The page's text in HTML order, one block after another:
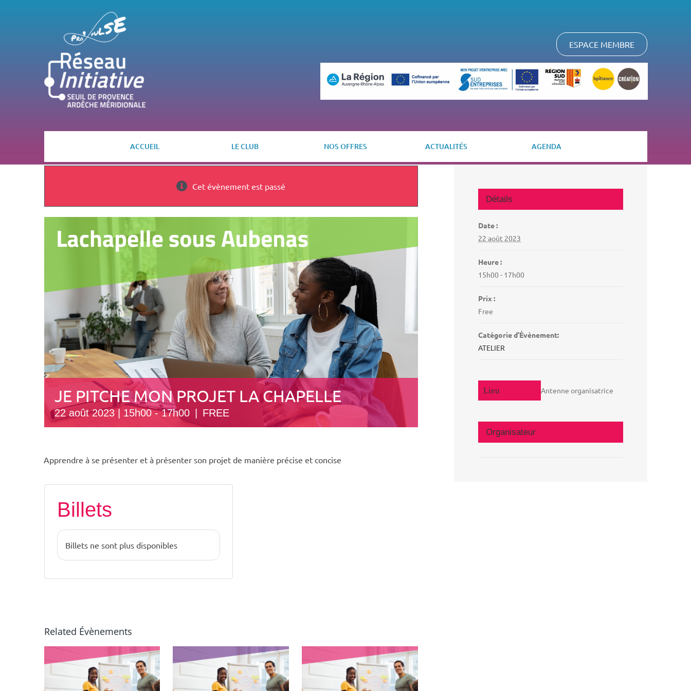
ESPACE MEMBRE
ACCUEIL LE CLUB NOS OFFRES ACTUALITÉS AGENDA
Cet évènement est passé
JE PITCHE MON PROJET LA CHAPELLE
22 août 2023 | 15h00-17h00 FREE
Apprendre à se présenter et à présenter son projet de manière précise et concise
Billets
Billets ne sont plus disponibles
Related Évènements
Détails
Date :
22 août 2023
Heure :
15h00 - 17h00
Prix :
Free
Catégorie d’Évènement:
ATELIER
Antenne organisatrice
Organisateur